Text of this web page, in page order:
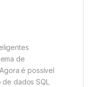
de
é possível
dados SQL